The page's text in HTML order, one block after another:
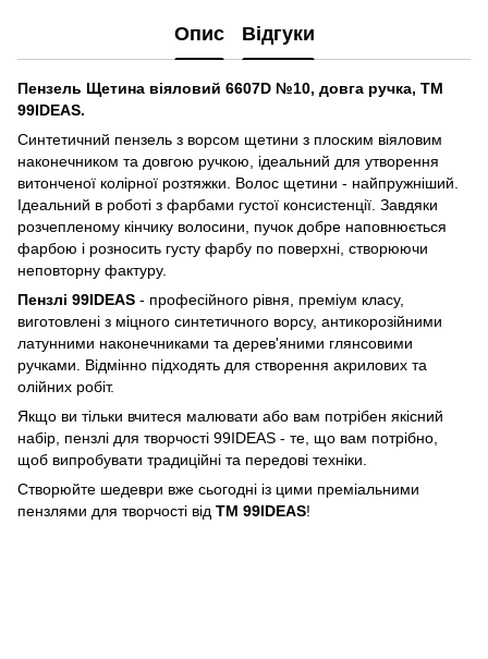
Опис Відгуки
Пензель Щетина віяловий 6607D №10, довга ручка, ТМ
99IDEAS.
Синтетичний пензель з ворсом щетини з плоским віяловим
наконечником та довгою ручкою, ідеальний для утворення
витонченої колірної розтяжки. Волос щетини - найпружніший.
Ідеальний в роботі з фарбами густої консистенції. Завдяки
розчепленому кінчику волосини, пучок добре наповнюється
фарбою і розносить густу фарбу по поверхні, створюючи
неповторну фактуру.
Пензлі 99IDEAS - професійного рівня, преміум класу,
виготовлені з міцного синтетичного ворсу, антикорозійними
латунними наконечниками та дерев'яними глянсовими
ручками. Вiдмiнно підходять для створення акрилових та
олійних робіт.
Якщо ви тільки вчитеся малювати або вам потрібен якісний
набір, пензлі для творчості 99IDEAS - те, що вам потрібно,
щоб випробувати традиційні та передові техніки.
Створюйте шедеври вже сьогодні із цими преміальними
пензлями для творчості від ТМ 99IDEAS!